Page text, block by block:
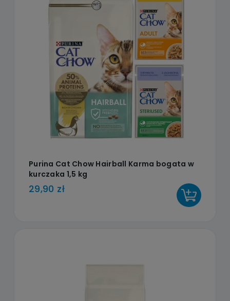
Purina Cat Chow Hairball Karma bogata w
kurczaka 1,5 kg
29,90 zł